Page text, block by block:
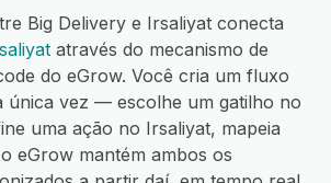
Big Delivery e Irsaliyat conecta
através do mecanismo de
do eGrow. Você cria um fluxo
única vez — escolhe um gatilho no
uma ação no Irsaliyat, mapeia
eGrow mantém ambos os